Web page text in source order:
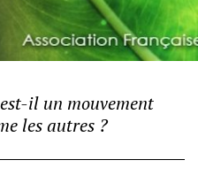
il un mouvement
les autres ?